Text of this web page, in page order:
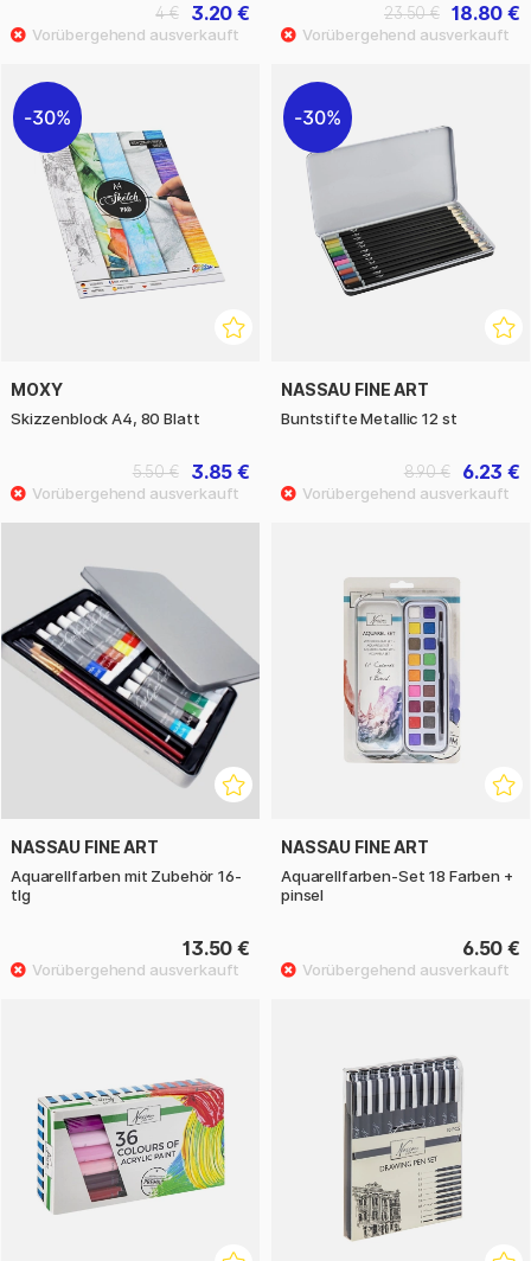
3.20 €
4 € 18.80 €
23.50 €
30%
MOXY
Skizzenblock A4, 80 Blatt
3.85 €
5.50 €
30%
NASSAU FINE ART
Buntstifte Metallic 12 st
6.23 €
8.90 €
NASSAU FINE ART
Aquarellfarben mit Zubehör 16-
tlg
13.50 €
NASSAU FINE ART
Aquarellfarben-Set 18 Farben +
pinsel
6.50 €